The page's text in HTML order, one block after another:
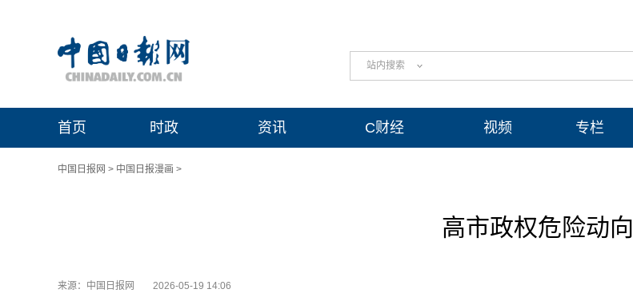
站内搜索
首页 时政 资讯 C财经 视频 专栏
中国日报网 > 中国日报漫画 >
高市政权危险动向
来源：中国日报网 2026-05-19 14:06